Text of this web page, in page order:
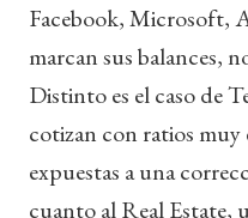
Facebook, Microsoft,
marcan sus balances,
Distinto es el caso de
cotizan con ratios muy
expuestas a una
cuanto al Real Estate,